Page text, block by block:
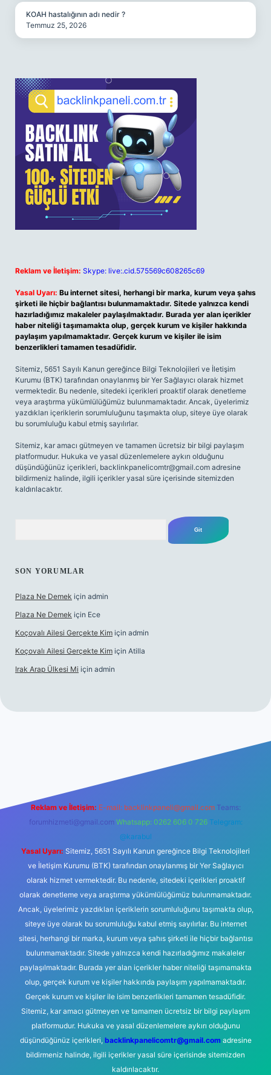
KOAH hastalığının adı nedir ?
Temmuz 25, 2026
Reklam ve İletişim: Skype: live:.cid.575569c608265c69
Yasal Uyarı: Bu internet sitesi, herhangi bir marka, kurum veya şahıs
şirketi ile hiçbir bağlantısı bulunmamaktadır. Sitede yalnızca kendi
hazırladığımız makaleler paylaşılmaktadır. Burada yer alan içerikler
haber niteliği taşımamakta olup, gerçek kurum ve kişiler hakkında
paylaşım yapılmamaktadır. Gerçek kurum ve kişiler ile isim
benzerlikleri tamamen tesadüfidir.
Sitemiz, 5651 Sayılı Kanun gereğince Bilgi Teknolojileri ve İletişim
Kurumu (BTK) tarafından onaylanmış bir Yer Sağlayıcı olarak hizmet
vermektedir. Bu nedenle, sitedeki içerikleri proaktif olarak denetleme
veya araştırma yükümlülüğümüz bulunmamaktadır. Ancak, üyelerimiz
yazdıkları içeriklerin sorumluluğunu taşımakta olup, siteye üye olarak
bu sorumluluğu kabul etmiş sayılırlar.
Sitemiz, kar amacı gütmeyen ve tamamen ücretsiz bir bilgi paylaşım
platformudur. Hukuka ve yasal düzenlemelere aykırı olduğunu
düşündüğünüz içerikleri, backlinkpanelicomtr@gmail.com adresine
bildirmeniz halinde, ilgili içerikler yasal süre içerisinde sitemizden
kaldırılacaktır.
SON YORUMLAR
Plaza Ne Demek için admin
Plaza Ne Demek için Ece
Koçovalı Ailesi Gerçekte Kim için admin
Koçovalı Ailesi Gerçekte Kim için Atilla
Irak Arap Ülkesi Mi için admin
Reklam ve İletişim: E-mail: backlinkpaneli@gmail.com Teams:
forumhizmeti@gmail.com Whatsapp: 0262 606 0 726 Telegram:
@karabul
Yasal Uyarı: Sitemiz, 5651 Sayılı Kanun gereğince Bilgi Teknolojileri
ve İletişim Kurumu (BTK) tarafından onaylanmış bir Yer Sağlayıcı
olarak hizmet vermektedir. Bu nedenle, sitedeki içerikleri proaktif
olarak denetleme veya araştırma yükümlülüğümüz bulunmamaktadır.
Ancak, üyelerimiz yazdıkları içeriklerin sorumluluğunu taşımakta olup,
siteye üye olarak bu sorumluluğu kabul etmiş sayılırlar. Bu internet
sitesi, herhangi bir marka, kurum veya şahıs şirketi ile hiçbir bağlantısı
bulunmamaktadır. Sitede yalnızca kendi hazırladığımız makaleler
paylaşılmaktadır. Burada yer alan içerikler haber niteliği taşımamakta
olup, gerçek kurum ve kişiler hakkında paylaşım yapılmamaktadır.
Gerçek kurum ve kişiler ile isim benzerlikleri tamamen tesadüfidir.
Sitemiz, kar amacı gütmeyen ve tamamen ücretsiz bir bilgi paylaşım
platformudur. Hukuka ve yasal düzenlemelere aykırı olduğunu
düşündüğünüz içerikleri, backlinkpanelicomtr@gmail.comadresine
bildirmeniz halinde, ilgili içerikler yasal süre içerisinde sitemizden
kaldırılacaktır.